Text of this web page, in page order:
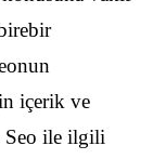
içerik ve
Seo ile ilgili